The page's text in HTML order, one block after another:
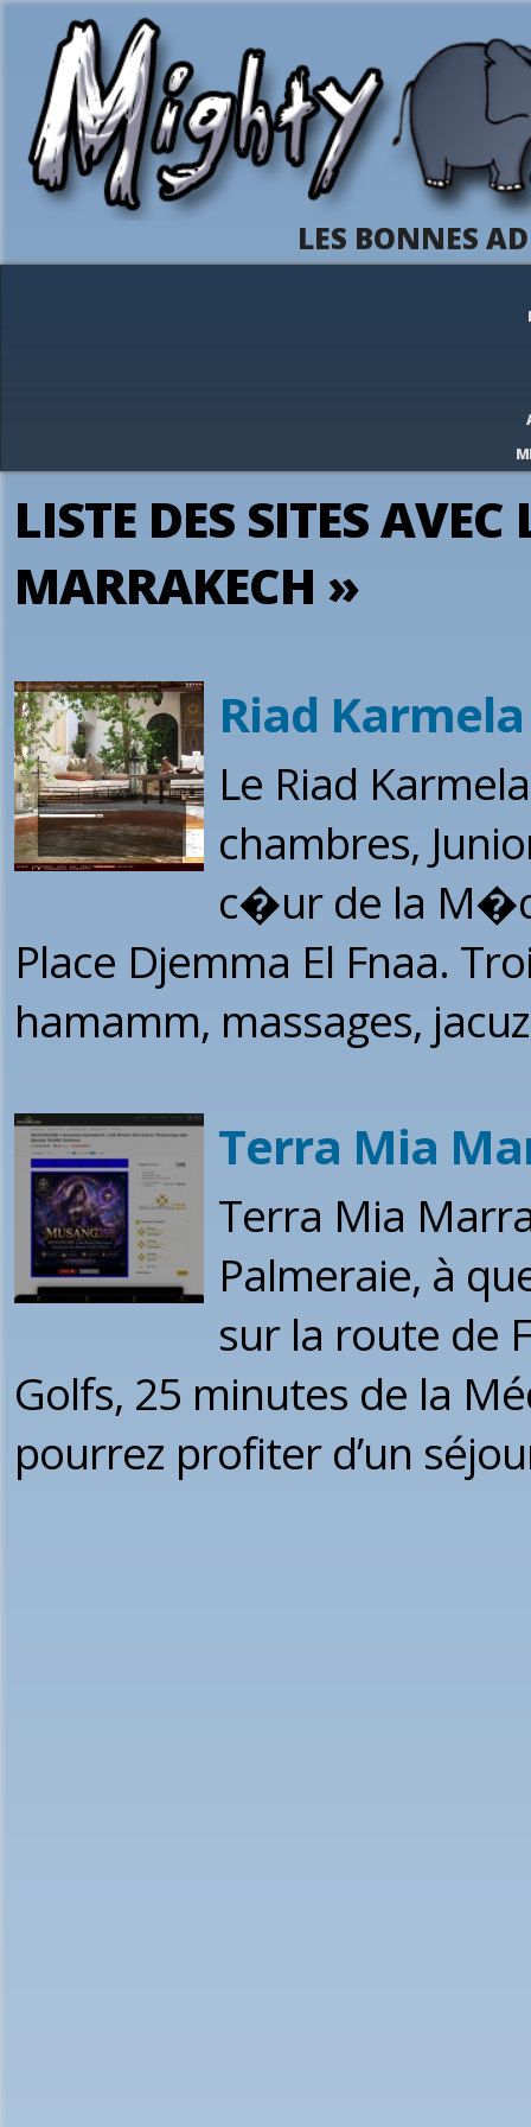
LES BONNES
LISTE DES SITES
MARRAKECH »
Riad
Le Riad
chambres,
c�ur de la
Place Djemma El Fnaa.
hamamm, massages,
Terra Mia
Terra Mia
Palmeraie, à
sur la route de
Golfs, 25 minutes de la
pourrez profiter d’un